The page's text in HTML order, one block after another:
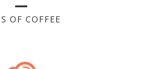
OF COFFEE